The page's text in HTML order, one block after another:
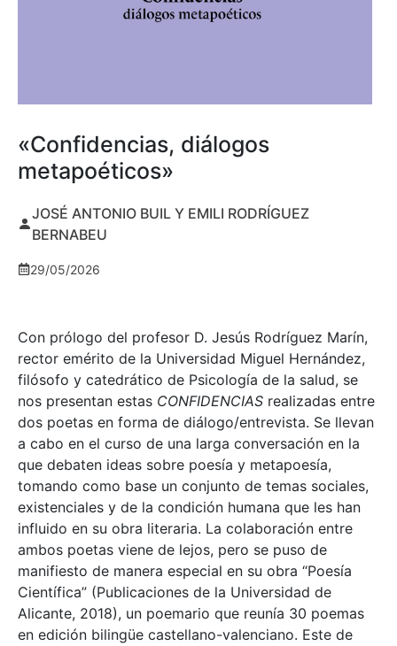
«Confidencias, diálogos
metapoéticos»
JOSÉ ANTONIO BUIL Y EMILI RODRÍGUEZ
BERNABEU
29/05/2026
Con prólogo del profesor D. Jesús Rodríguez Marín,
rector emérito de la Universidad Miguel Hernández,
filósofo y catedrático de Psicología de la salud, se
nos presentan estas CONFIDENCIAS realizadas entre
dos poetas en forma de diálogo/entrevista. Se llevan
a cabo en el curso de una larga conversación en la
que debaten ideas sobre poesía y metapoesía,
tomando como base un conjunto de temas sociales,
existenciales y de la condición humana que les han
influido en su obra literaria. La colaboración entre
ambos poetas viene de lejos, pero se puso de
manifiesto de manera especial en su obra “Poesía
Científica” (Publicaciones de la Universidad de
Alicante, 2018), un poemario que reunía 30 poemas
en edición bilingüe castellano-valenciano. Este de